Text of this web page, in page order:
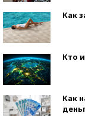
Как
Кто
Как